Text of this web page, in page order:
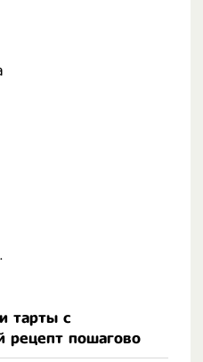
тарты с
рецепт пошагово